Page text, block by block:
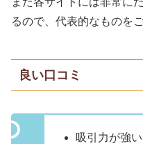
るので、代表的なものを
良い口コミ
吸引力が強い